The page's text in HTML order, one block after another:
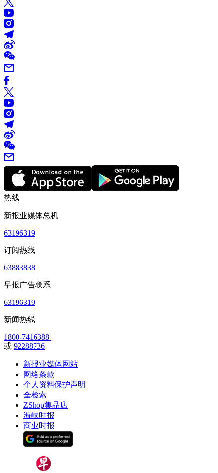
热线
新报业媒体总机
63196319
订阅热线
63883838
早报广告联系
63196319
新闻热线
1800-7416388
或 92288736
新报业媒体网站
网络条款
个人资料保护声明
全检索
ZShop集品店
海峡时报
商业时报